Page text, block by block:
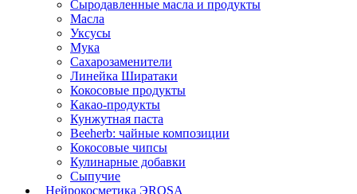
Сыродавленные масла и продукты
Масла
Уксусы
Мука
Сахарозаменители
Линейка Ширатаки
Кокосовые продукты
Какао-продукты
Кунжутная паста
Beeherb: чайные композиции
Кокосовые чипсы
Кулинарные добавки
Сыпучие
Нейрокосметика ЭROSA